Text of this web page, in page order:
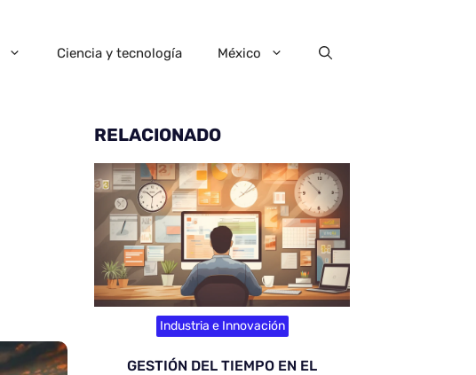
Ciencia y tecnología México
RELACIONADO
Industria e Innovación
GESTIÓN DEL TIEMPO EN EL